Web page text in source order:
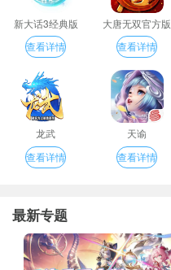
新大话3经典版
查看详情
大唐无双官方版
查看详情
龙武
查看详情
天谕
查看详情
最新专题